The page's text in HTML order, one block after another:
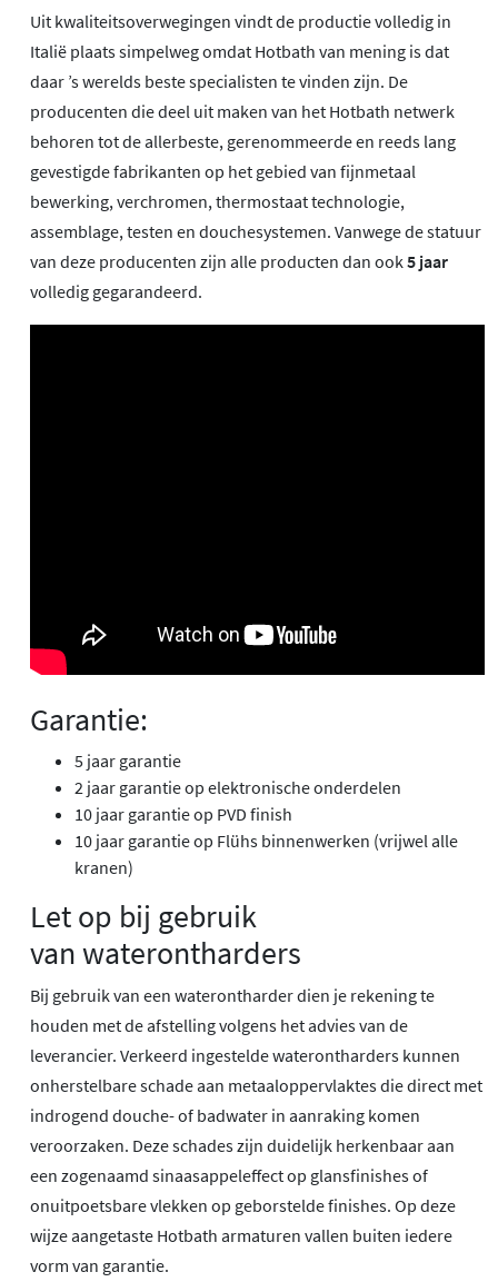
Uit kwaliteitsoverwegingen vindt de productie volledig in
Italië plaats simpelweg omdat Hotbath van mening is dat
daar ’s werelds beste specialisten te vinden zijn. De
producenten die deel uit maken van het Hotbath netwerk
behoren tot de allerbeste, gerenommeerde en reeds lang
gevestigde fabrikanten op het gebied van fijnmetaal
bewerking, verchromen, thermostaat technologie,
assemblage, testen en douchesystemen. Vanwege de statuur
van deze producenten zijn alle producten dan ook5 jaar
volledig gegarandeerd.
Garantie:
5 jaar garantie
2 jaar garantie op elektronische onderdelen
10 jaar garantie op PVD finish
10 jaar garantie op Flühs binnenwerken (vrijwel alle
kranen)
Let op bij gebruik
van waterontharders
Bij gebruik van een waterontharder dien je rekening te
houden met de afstelling volgens het advies van de
leverancier. Verkeerd ingestelde waterontharders kunnen
onherstelbare schade aan metaaloppervlaktes die direct met
indrogend douche- of badwater in aanraking komen
veroorzaken. Deze schades zijn duidelijk herkenbaar aan
een zogenaamd sinaasappeleffect op glansfinishes of
onuitpoetsbare vlekken op geborstelde finishes. Op deze
wijze aangetaste Hotbath armaturen vallen buiten iedere
vorm van garantie.